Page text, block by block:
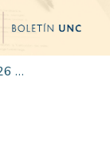
Edición 001/2025 del 26 de mayo de 2025